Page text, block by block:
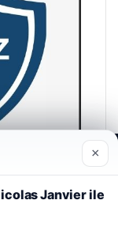
çerezler
×
Janvier ile